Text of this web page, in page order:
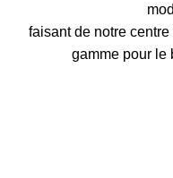
faisant de notre
gamme pour le